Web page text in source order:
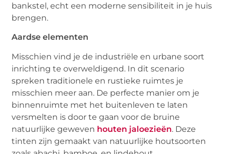
bankstel, echt een moderne sensibiliteit in je huis
brengen.
Aardse elementen
Misschien vind je de industriële en urbane soort
inrichting te overweldigend. In dit scenario
spreken traditionele en rustieke ruimtes je
misschien meer aan. De perfecte manier om je
binnenruimte met het buitenleven te laten
versmelten is door te gaan voor de bruine
natuurlijke geweven houten jaloezieën. Deze
tinten zijn gemaakt van natuurlijke houtsoorten